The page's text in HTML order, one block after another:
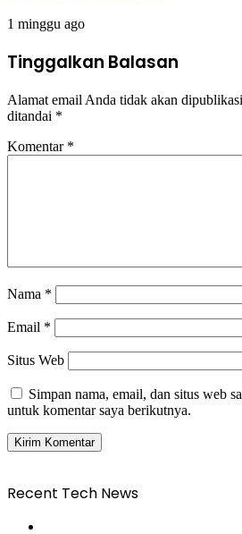
1 minggu ago
Tinggalkan Balasan
Alamat email Anda tidak akan
ditandai *
Komentar *
Nama *
Email *
Situs Web
Simpan nama, email, dan situs web
untuk komentar saya berikutnya.
Recent Tech News